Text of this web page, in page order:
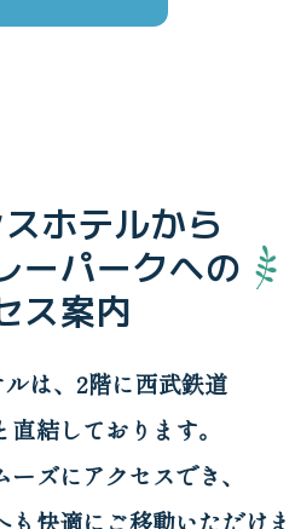
ホテルから
ーパークへの
ス案内
は、2階に西武鉄道
直結しております。
ズにアクセスでき、
快適にご移動いただけま